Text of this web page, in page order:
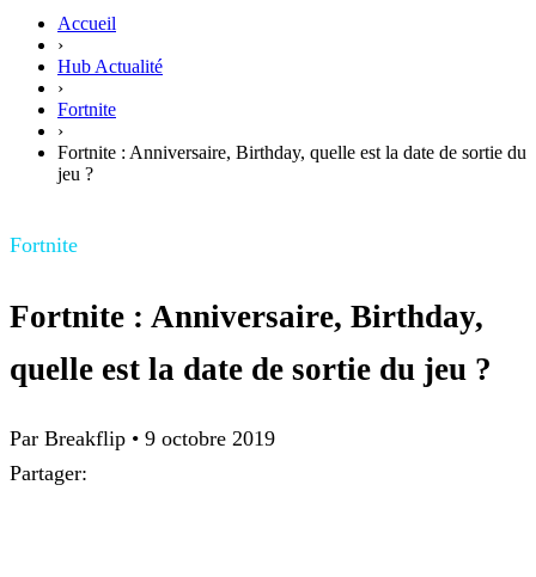
Accueil
›
Hub Actualité
›
Fortnite
›
Fortnite : Anniversaire, Birthday, quelle est la date de sortie du
jeu ?
Fortnite
Fortnite : Anniversaire, Birthday,
quelle est la date de sortie du jeu ?
Par Breakflip • 9 octobre 2019
Partager: